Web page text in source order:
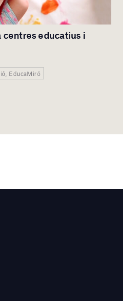
centres educatius i
EducaMiró